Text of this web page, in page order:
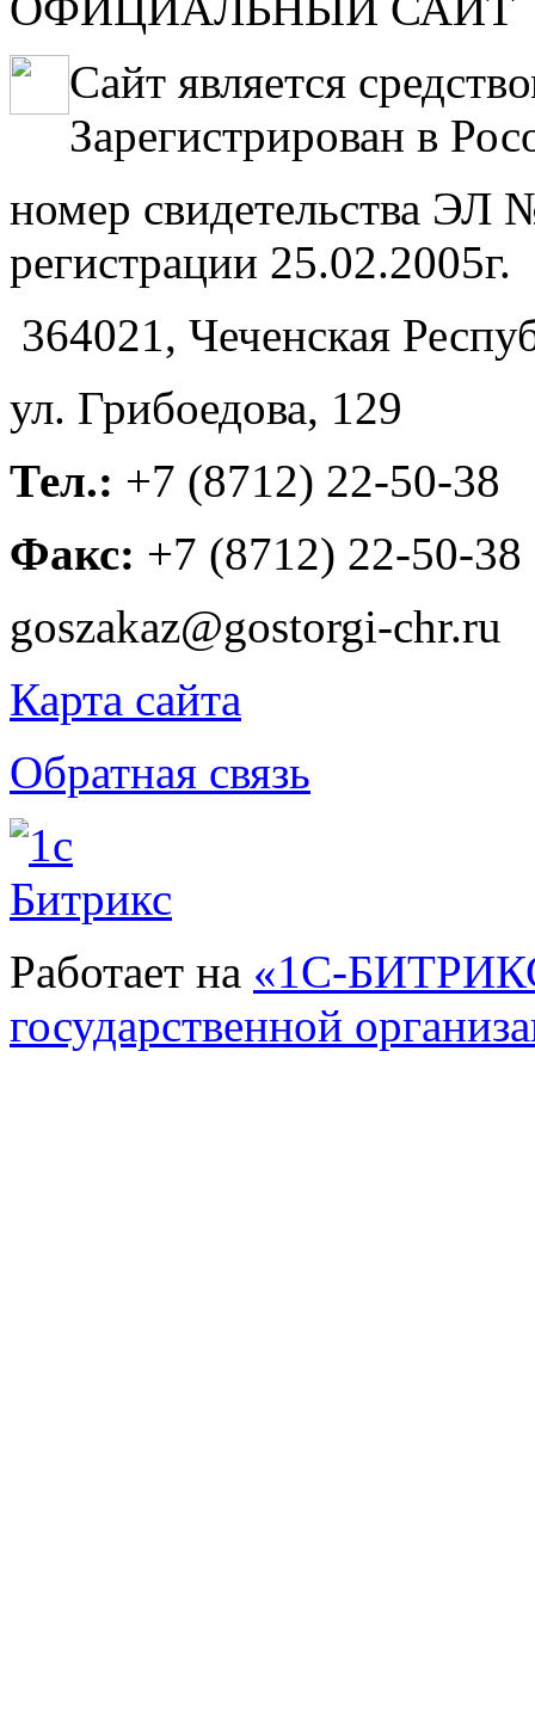
Сайт является
Зарегистрирован в
номер свидетельства
регистрации 25.02.2005г.
364021, Чеченская
ул. Грибоедова, 129
Тел.: +7 (8712) 22-50-38
Факс: +7 (8712) 22-50-38
goszakaz@gostorgi-chr.ru
Карта сайта
Обратная связь
Работает на «1С-
государственной